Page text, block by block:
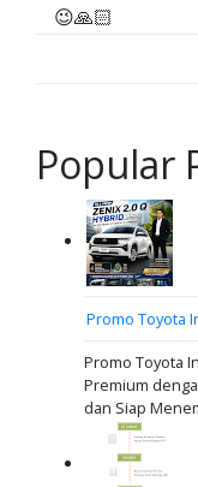
😉🙏🏻
Popular
Promo Toyota
Promo Toyota
Premium
dan Siap